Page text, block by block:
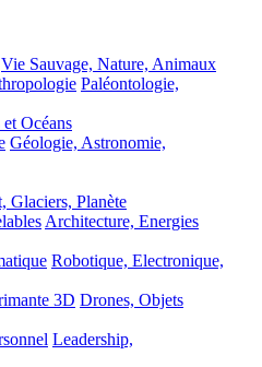
Vie Sauvage, Nature, Animaux
Paléontologie,
Océans
Géologie, Astronomie,
Glaciers, Planète
Architecture, Energies
Robotique, Electronique,
3D Drones, Objets
Leadership,